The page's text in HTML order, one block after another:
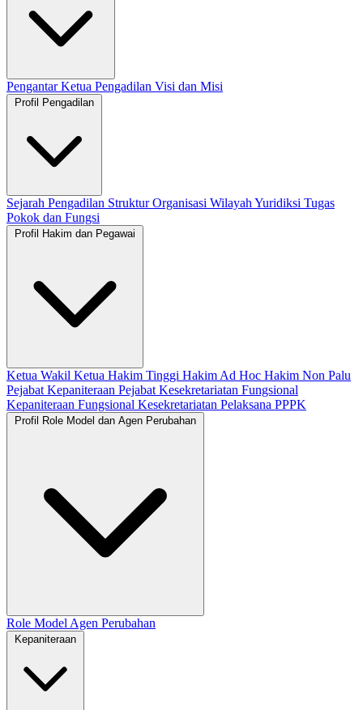
Pengantar Ketua Pengadilan Visi dan Misi
Profil Pengadilan
Sejarah Pengadilan Struktur Organisasi Wilayah Yuridiksi Tugas
Pokok dan Fungsi
Profil Hakim dan Pegawai
Ketua Wakil Ketua Hakim Tinggi Hakim Ad Hoc Hakim Non Palu
Pejabat Kepaniteraan Pejabat Kesekretariatan Fungsional
Kepaniteraan Fungsional Kesekretariatan Pelaksana PPPK
Profil Role Model dan Agen Perubahan
Role Model Agen Perubahan
Kepaniteraan